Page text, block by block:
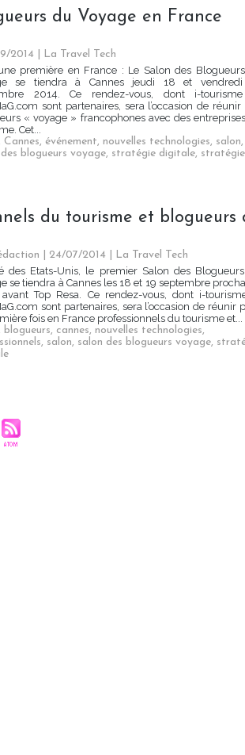
du Voyage en France
2014
La Travel Tech
une première en France : Le Salon des
se tiendra à Cannes jeudi 18 et
2014. Ce rendez-vous, dont i-
sont partenaires, sera l’occasion de réunir
« voyage » francophones avec des
Cet...
Cannes, événement, nouvelles technologies, salon,
blogueurs voyage, stratégie digitale, stratégie
du tourisme et blogueurs
| 24/07/2014
La Travel Tech
des Etats-Unis, le premier Salon des
se tiendra à Cannes les 18 et 19 septembre
avant Top Resa. Ce rendez-vous, dont i-
sont partenaires, sera l’occasion de réunir
fois en France professionnels du tourisme et...
blogueurs, cannes, nouvelles technologies,
, salon, salon des blogueurs voyage,